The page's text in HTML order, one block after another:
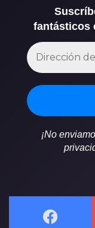
fantásticos
¡No